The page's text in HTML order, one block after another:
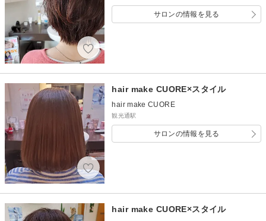
サロンの情報を見る
hair make CUORE×スタイル
hair make CUORE
観光通駅
サロンの情報を見る
hair make CUORE×スタイル